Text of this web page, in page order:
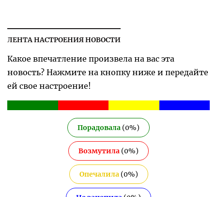
ЛЕНТА НАСТРОЕНИЯ НОВОСТИ
Какое впечатление произвела на вас эта
новость? Нажмите на кнопку ниже и передайте
ей свое настроение!
Порадовала (0%)
Возмутила (0%)
Опечалила(0%)